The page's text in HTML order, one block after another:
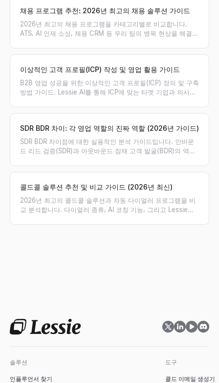
채용 프로그램 추천: 2026년 최고의 채용 솔루션 가이드
2026년 최고의 채용 프로그램을 카테고리별로 비교합니다.
ATS, AI 인재 소싱, 채용 CRM 등 우리 팀의 병목 현상을 해결할
이상적인 고객 프로필(ICP) 작성 및 영업 활용 가이드
B2B 영업 성공을 위한 이상적인 고객 프로필(ICP) 정의 및 구축
방법 가이드. Lessie AI를 통해 ICP에 맞는 타겟 기업과 의사결
SDR BDR 차이: 각 영업 역할의 진짜 역할 (2026년 가이드)
SDR BDR 차이점에 대한 실용적인 분석 가이드입니다. 인바운
드 리드 검증(SDR)과 아웃바운드 잠재 고객 발굴(BDR)의 역할,
콜드콜 솔루션 추천 및 비교 가이드 (2026년 최신)
2026년 최고의 콜드콜 솔루션과 자동 다이얼러 프로그램을 비
교 분석합니다. 다이얼러 종류, AI 코칭 기능, 그리고 Lessie를
솔루션
인플루언서 찾기
도구
콜드 이메일 생성기